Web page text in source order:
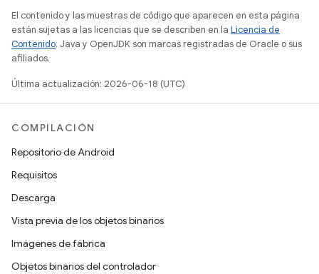
El contenido y las muestras de código que aparecen en esta página
están sujetas a las licencias que se describen en la Licencia de
Contenido. Java y OpenJDK son marcas registradas de Oracle o sus
afiliados.
Última actualización: 2026-06-18 (UTC)
COMPILACIÓN
Repositorio de Android
Requisitos
Descarga
Vista previa de los objetos binarios
Imágenes de fábrica
Objetos binarios del controlador